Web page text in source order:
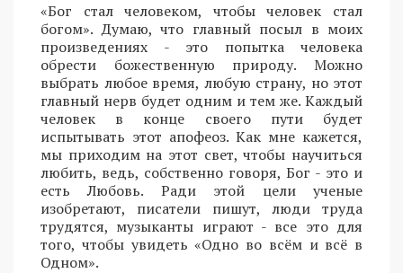
«Бог стал человеком, чтобы человек стал
богом». Думаю, что главный посыл в моих
произведениях - это попытка человека
обрести божественную природу. Можно
выбрать любое время, любую страну, но этот
главный нерв будет одним и тем же. Каждый
человек в конце своего пути будет
испытывать этот апофеоз. Как мне кажется,
мы приходим на этот свет, чтобы научиться
любить, ведь, собственно говоря, Бог - это и
есть Любовь. Ради этой цели ученые
изобретают, писатели пишут, люди труда
трудятся, музыканты играют - все это для
того, чтобы увидеть «Одно во всём и всё в
Одном».